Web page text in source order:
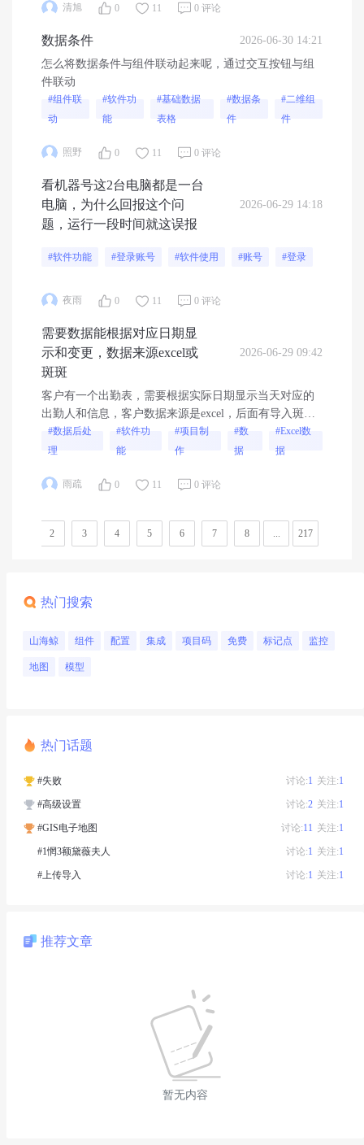
清旭 0 11 0 评论
数据条件
2026-06-30 14:21
怎么将数据条件与组件联动起来呢，通过交互按钮与组
件联动
#组件联
动
#软件功
能
#基础数据
表格
#数据条
件
#二维组
件
照野 0 11 0 评论
看机器号这2台电脑都是一台
电脑，为什么回报这个问
题，运行一段时间就这误报
2026-06-29 14:18
#软件功能 #登录账号 #软件使用 #账号 #登录
夜雨 0 11 0 评论
需要数据能根据对应日期显
示和变更，数据来源excel或
斑斑
2026-06-29 09:42
客户有一个出勤表，需要根据实际日期显示当天对应的
出勤人和信息，客户数据来源是excel，后面有导入斑
斑，生成新的数据源
#数据后处
理
#软件功
能
#项目制
作
#数
据
#Excel数
据
雨疏 0 11 0 评论
2 3 4 5 6 7 8 ... 217
热门搜索
山海鲸 组件 配置 集成 项目码 免费 标记点 监控
地图 模型
热门话题
#失败 讨论:1 关注:1
#高级设置 讨论:2 关注:1
#GIS电子地图 讨论:11 关注:1
#1惘3额黛薇夫人 讨论:1 关注:1
#上传导入 讨论:1 关注:1
推荐文章
暂无内容